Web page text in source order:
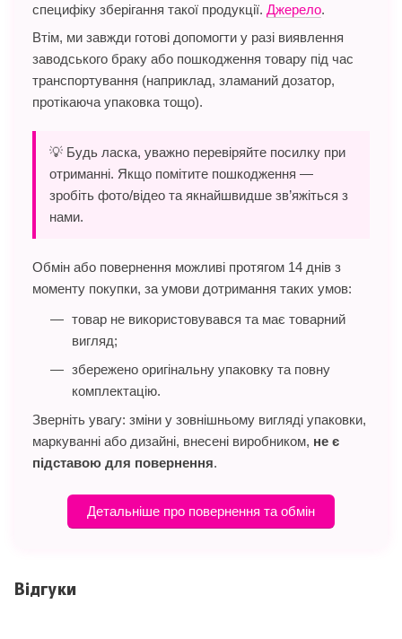
специфіку зберігання такої продукції. Джерело.
Втім, ми завжди готові допомогти у разі виявлення
заводського браку або пошкодження товару під час
транспортування (наприклад, зламаний дозатор,
протікаюча упаковка тощо).
💡 Будь ласка, уважно перевіряйте посилку при
отриманні. Якщо помітите пошкодження —
зробіть фото/відео та якнайшвидше зв’яжіться з
нами.
Обмін або повернення можливі протягом 14 днів з
моменту покупки, за умови дотримання таких умов:
товар не використовувався та має товарний
вигляд;
збережено оригінальну упаковку та повну
комплектацію.
Зверніть увагу: зміни у зовнішньому вигляді упаковки,
маркуванні або дизайні, внесені виробником, не є
підставою для повернення.
Детальніше про повернення та обмін
Відгуки